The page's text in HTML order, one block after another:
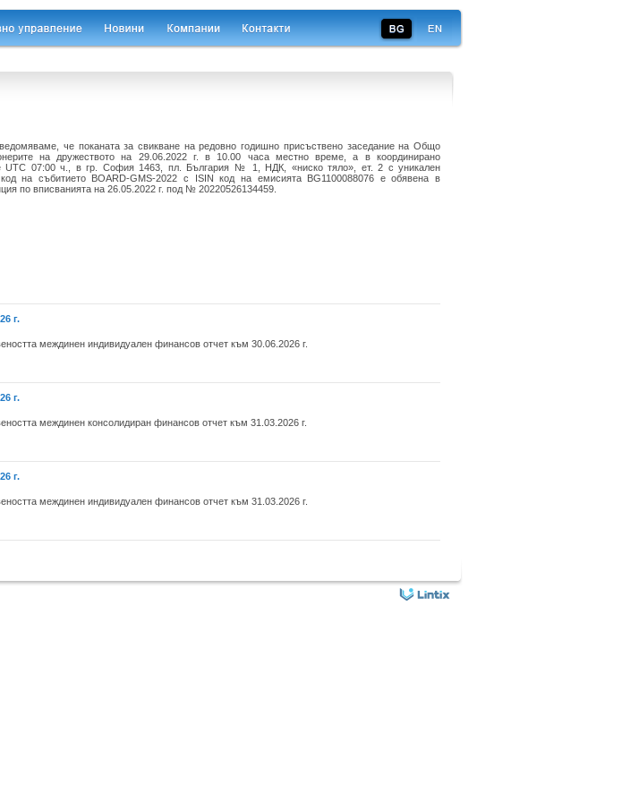
че поканата за свикване на редовно годишно присъствено заседание на Общо
на дружеството на 29.06.2022 г. в 10.00 часа местно време, а в координирано
UTC 07:00 ч., в гр. София 1463, пл. България № 1, НДК, «ниско тяло», ет. 2 с уникален
код на събитието BOARD-GMS-2022 с ISIN код на емисията BG1100088076 е обявена в
по вписванията на 26.05.2022 г. под № 20220526134459.
г.
междинен индивидуален финансов отчет към 30.06.2026 г.
г.
междинен консолидиран финансов отчет към 31.03.2026 г.
г.
междинен индивидуален финансов отчет към 31.03.2026 г.